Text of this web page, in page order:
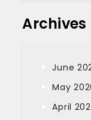
Archives
June
May
April